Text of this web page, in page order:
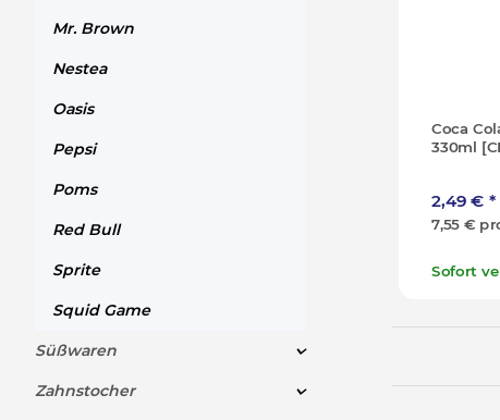
Coca
330ml
2,49 € *
7,55 €
Sofort
Mr. Brown
Nestea
Oasis
Pepsi
Poms
Red Bull
Sprite
Squid Game
Süßwaren
Zahnstocher